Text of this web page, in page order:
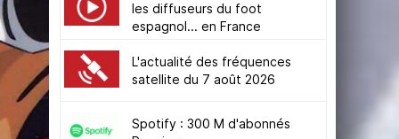
les diffuseurs du foot
espagnol... en France
L'actualité des fréquences
satellite du 7 août 2026
Spotify : 300 M d'abonnés